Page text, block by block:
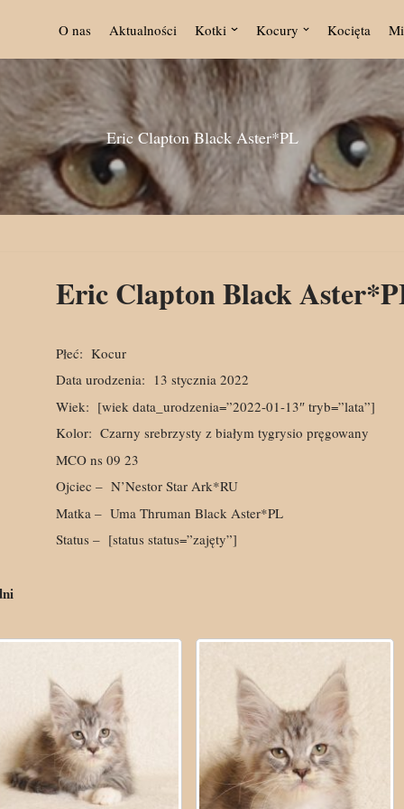
O nas Aktualności Kotki Kocury Kocięta
Eric Clapton Black Aster*PL
Eric Clapton Black
Płeć: Kocur
Data urodzenia: 13 stycznia 2022
Wiek: [wiek data_urodzenia=”2022-01-13″ tryb=”lata”]
Kolor: Czarny srebrzysty z białym tygrysio pręgowany
MCO ns 09 23
Ojciec – N’Nestor Star Ark*RU
Matka – Uma Thruman Black Aster*PL
Status – [status status=”zajęty”]